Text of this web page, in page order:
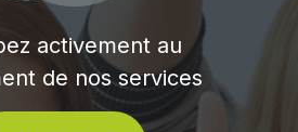
activement au
de nos services